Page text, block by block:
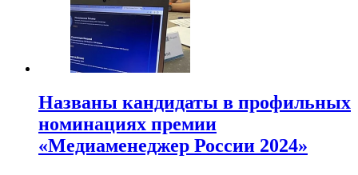
Названы кандидаты в профильных
номинациях премии
«Медиаменеджер России 2024»